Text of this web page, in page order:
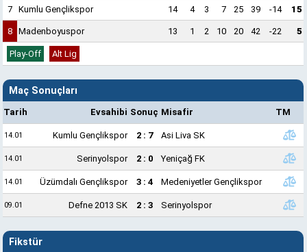
7 Kumlu Gençlikspor 14 4 3 7 25 39 -14 15
8 Madenboyuspor 13 1 2 10 20 42 -22 5
Play-Off Alt Lig
Maç Sonuçları
Tarih Evsahibi Sonuç Misafir TM
14.01 Kumlu Gençlikspor 2 : 7 Asi Liva SK
14.01 Serinyolspor 2 : 0 Yeniçağ FK
14.01 Üzümdalı Gençlikspor 3 : 4 Medeniyetler Gençlikspor
09.01 Defne 2013 SK 2 : 3 Serinyolspor
Fikstür